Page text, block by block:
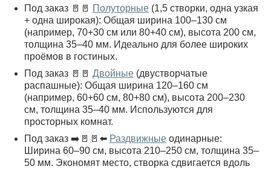
Под заказ 🚪🚪 Полуторные (1,5 створки, одна узкая
+ одна широкая): Общая ширина 100–130 см
(например, 70+30 см или 80+40 см), высота 200 см,
толщина 35–40 мм. Идеально для более широких
проёмов в гостиных.
Под заказ 🚪🚪 Двойные (двустворчатые
распашные): Общая ширина 120–160 см
(например, 60+60 см, 80+80 см), высота 200–230
см, толщина 35–40 мм. Используются для
просторных комнат.
Под заказ ➡️🚪🚪⬅️ Раздвижные одинарные:
Ширина 60–90 см, высота 210–250 см, толщина 35–
50 мм. Экономят место, створка сдвигается вдоль